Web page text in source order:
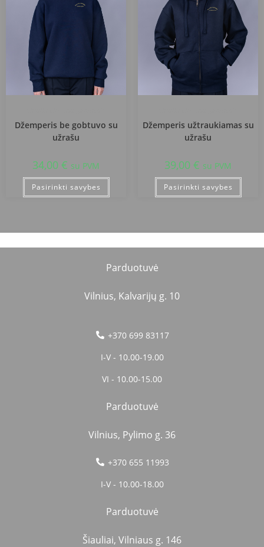
Džemperis be gobtuvo su
užrašu
34,00 € su PVM
Pasirinkti savybes
Džemperis užtraukiamas su
užrašu
39,00 € su PVM
Pasirinkti savybes
Parduotuvė
Vilnius, Kalvarijų g. 10
+370 699 83117
I-V - 10.00-19.00
VI - 10.00-15.00
Parduotuvė
Vilnius, Pylimo g. 36
+370 655 11993
I-V - 10.00-18.00
Parduotuvė
Šiauliai, Vilniaus g. 146